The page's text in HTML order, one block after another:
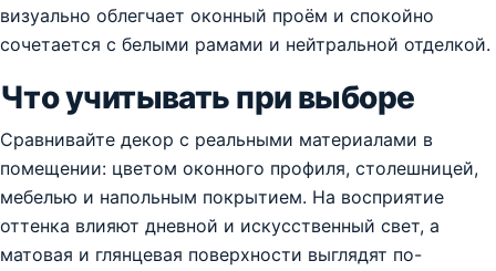
визуально облегчает оконный проём и спокойно
сочетается с белыми рамами и нейтральной отделкой.
Что учитывать при выборе
Сравнивайте декор с реальными материалами в
помещении: цветом оконного профиля, столешницей,
мебелью и напольным покрытием. На восприятие
оттенка влияют дневной и искусственный свет, а
матовая и глянцевая поверхности выглядят по-